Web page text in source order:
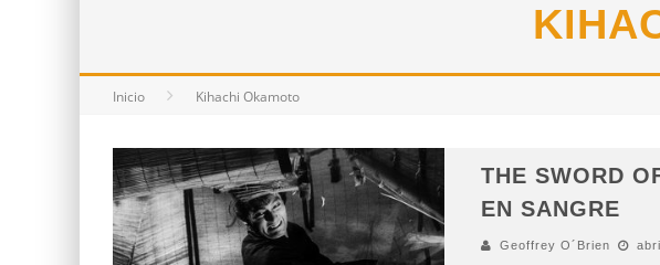
Inicio Kihachi Okamoto
THE SWORD
EN SANGRE
Geoffrey O´Brien